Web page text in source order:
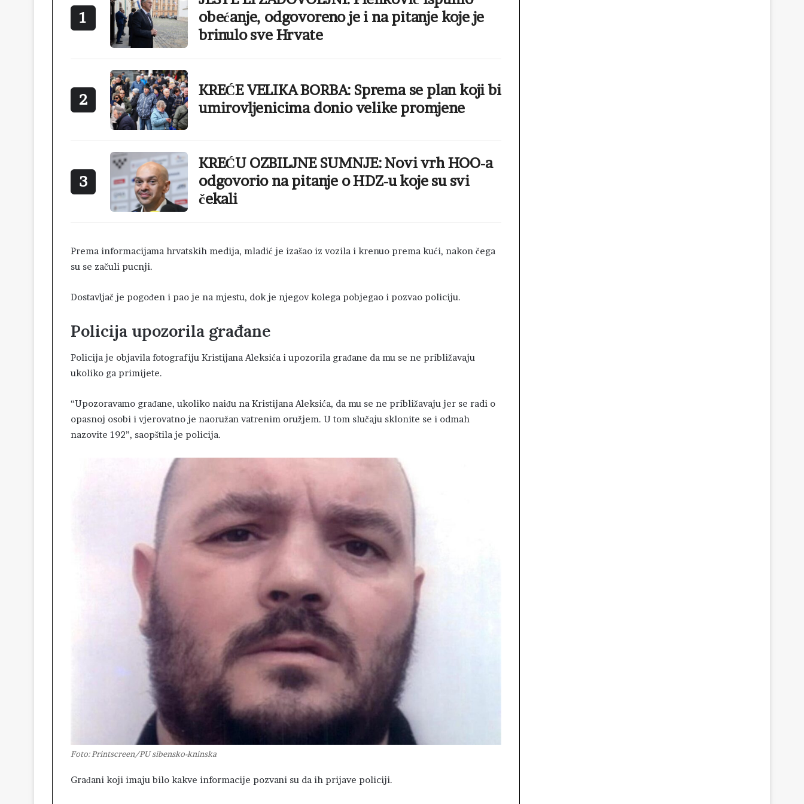
1
obećanje, odgovoreno je i na pitanje koje je
brinulo sve Hrvate
2
KREĆE VELIKA BORBA: Sprema se plan koji bi
umirovljenicima donio velike promjene
3
KREĆU OZBILJNE SUMNJE: Novi vrh HOO-a
odgovorio na pitanje o HDZ-u koje su svi
čekali
Prema informacijama hrvatskih medija, mladić je izašao iz vozila i krenuo prema kući, nakon čega
su se začuli pucnji.
Dostavljač je pogođen i pao je na mjestu, dok je njegov kolega pobjegao i pozvao policiju.
Policija upozorila građane
Policija je objavila fotografiju Kristijana Aleksića i upozorila građane da mu se ne približavaju
ukoliko ga primijete.
“Upozoravamo građane, ukoliko naiđu na Kristijana Aleksića, da mu se ne približavaju jer se radi o
opasnoj osobi i vjerovatno je naoružan vatrenim oružjem. U tom slučaju sklonite se i odmah
nazovite 192”, saopštila je policija.
Foto: Printscreen/PU sibensko-kninska
Građani koji imaju bilo kakve informacije pozvani su da ih prijave policiji.